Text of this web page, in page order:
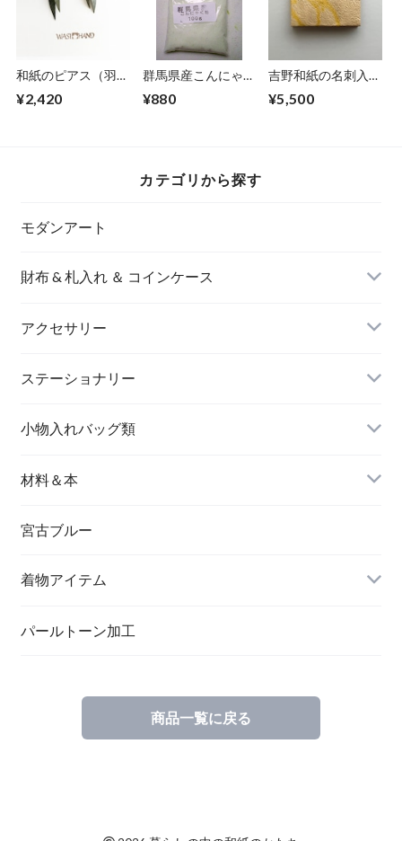
和紙のピアス（羽）
¥2,420
群馬県産こんにゃく
０ｇ）
¥880
吉野和紙の名刺入れ
¥5,500
カテゴリから探す
モダンアート
財布 & 札入れ ＆ コインケース
長財布
アクセサリー
イヤリング＆ピアス
バングル＆ブレスレット
ペンダント
ブローチ
ステーショナリー
名刺入れ
メッセージカード
一筆箋
小物入れバッグ類
バッグ
材料＆本
ハンドメイドキット
宮古ブルー
着物アイテム
パールトーン加工
商品一覧に戻る